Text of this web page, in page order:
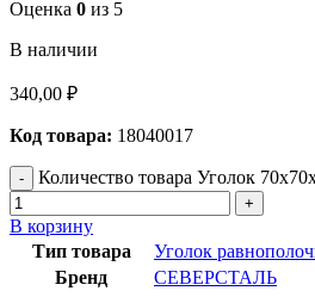
Оценка 0 из 5
В наличии
340,00 ₽
Код товара: 18040017
Количество товара Уголок
В корзину
Тип товара
Уголок
Бренд
СЕВЕРСТАЛЬ